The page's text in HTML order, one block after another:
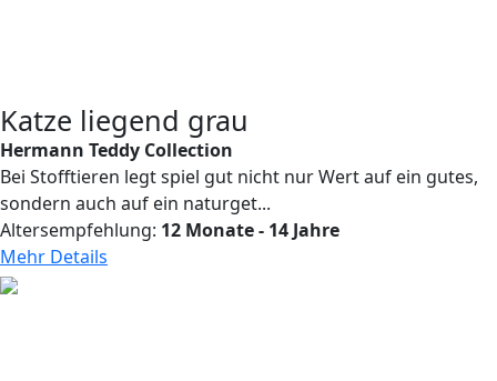
Katze liegend grau
Hermann Teddy Collection
Bei Stofftieren legt spiel gut nicht nur Wert auf ein gutes,
sondern auch auf ein naturget...
Altersempfehlung: 12 Monate - 14 Jahre
Mehr Details